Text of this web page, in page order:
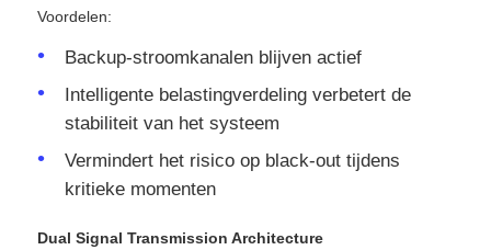
Voordelen:
Backup-stroomkanalen blijven actief
Intelligente belastingverdeling verbetert de
stabiliteit van het systeem
Vermindert het risico op black-out tijdens
kritieke momenten
Dual Signal Transmission Architecture